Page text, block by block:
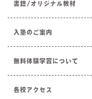
書籍/オリジナル教材
入塾のご案内
無料体験学習について
各校アクセス